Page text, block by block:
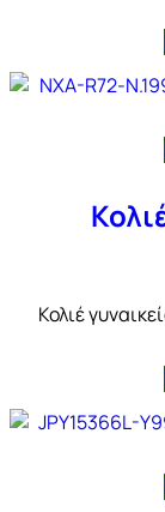
Κολιέ